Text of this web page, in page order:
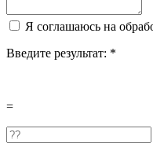
Я соглашаюсь на
Введите результат: *
=